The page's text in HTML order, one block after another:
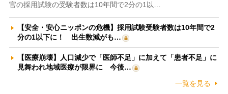
官の採用試験の受験者数は10年間で2分の1以…
【安全・安心ニッポンの危機】採用試験受験者数は10年間で2
分の1以下に！ 出生数減がも…
【医療崩壊】人口減少で「医師不足」に加えて「患者不足」に
見舞われ地域医療が限界に 今後…
一覧を見る